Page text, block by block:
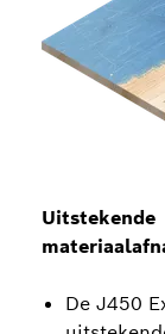
Uitstekende
De J450